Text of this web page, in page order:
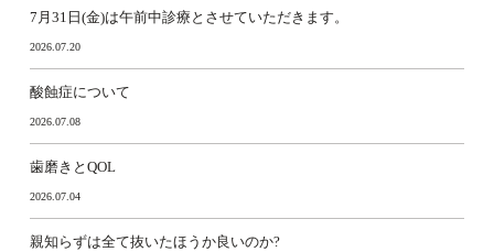
7月31日(金)は午前中診療とさせていただきます。
2026.07.20
酸蝕症について
2026.07.08
歯磨きとQOL
2026.07.04
親知らずは全て抜いたほうか良いのか?